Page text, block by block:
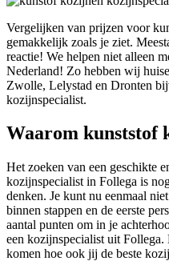
Vergelijken van prijzen voor
gemakkelijk zoals je ziet.
reactie! We helpen niet alleen
Nederland! Zo hebben wij
Zwolle, Lelystad en Dronten
kozijnspecialist.
Waarom kunststof
Het zoeken van een geschikte
kozijnspecialist in Follega is
denken. Je kunt nu eenmaal
binnen stappen en de eerste
aantal punten om in je
een kozijnspecialist uit Follega.
komen hoe ook jij de beste